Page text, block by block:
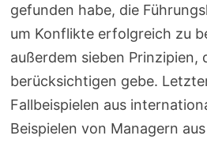
gefunden habe, die
um Konflikte erfolgreich zu
außerdem sieben Prinzipien,
berücksichtigen gebe.
Fallbeispielen aus
Beispielen von Managern